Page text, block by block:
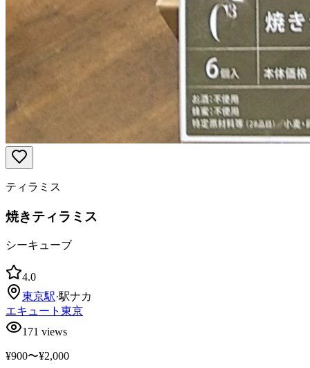
ティラミス
焼きティラミス
シーキューブ
4.0
東京駅·駅ナカ
エキュート東京
171 views
¥900〜¥2,000